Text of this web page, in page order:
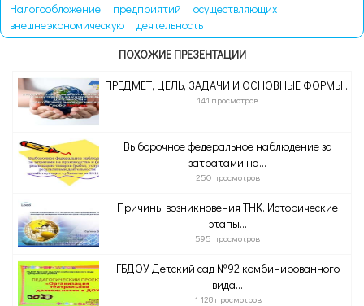
Налогообложение предприятий
осуществляющих
внешнеэкономическую
деятельность
ПОХОЖИЕ ПРЕЗЕНТАЦИИ
ПРЕДМЕТ, ЦЕЛЬ, ЗАДАЧИ И ОСНОВНЫЕ ФОРМЫ...
141 просмотров
Выборочное федеральное наблюдение за
затратами на...
250 просмотров
Причины возникновения ТНК. Исторические
этапы...
595 просмотров
ГБДОУ Детский сад №92 комбинированного
вида...
1 128 просмотров